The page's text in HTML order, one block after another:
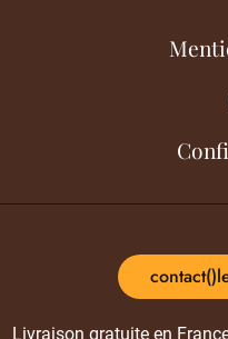
Livraison gratuite en